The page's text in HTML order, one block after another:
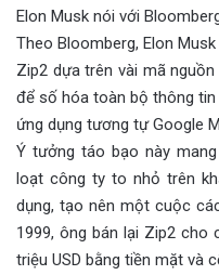
Elon Musk nói với
Theo Bloomberg, Elon
Zip2 dựa trên vài mã
để số hóa toàn bộ thông
ứng dụng tương tự Google
Ý tưởng táo bạo này
loạt công ty to nhỏ trên
dụng, tạo nên một cuộc
1999, ông bán lại Zip2 cho
triệu USD bằng tiền mặt và